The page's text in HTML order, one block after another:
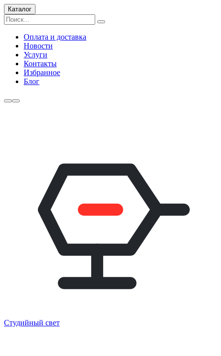
Каталог
Оплата и доставка
Новости
Услуги
Контакты
Избранное
Блог
Студийный свет